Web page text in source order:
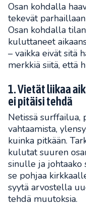
Osan kohdalla
tekevät
Osan kohdalla
kuluttaneet
– vaikka eivät sitä
merkkiä siitä, että
1. Vietät liikaa
ei pitäisi tehdä
Netissä surffailua,
vahtaamista,
kuinka pitkään.
kulutat suuren
sinulle ja johtaako
se pohjaa
syytä arvostella
tehdä muutoksia.